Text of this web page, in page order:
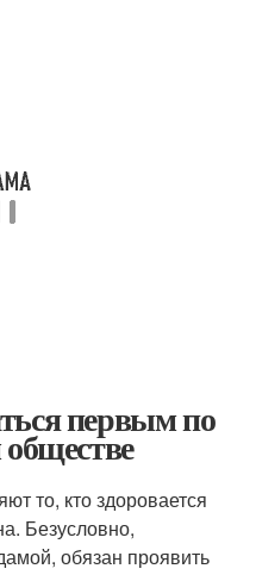
первым по
то, кто здоровается
Безусловно,
обязан проявить